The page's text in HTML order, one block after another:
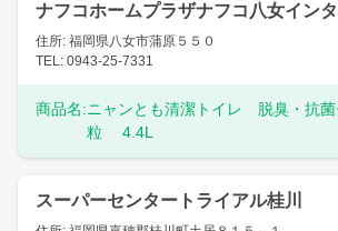
ナフコホームプラザナフコ八女イン
住所: 福岡県八女市蒲原５５０
TEL: 0943-25-7331
商品名:ニャンとも清潔トイレ 脱臭・抗
粒 4.4L
スーパーセンタートライアル桂川